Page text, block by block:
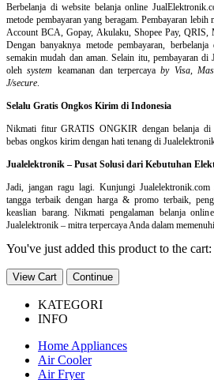
Berbelanja diwebsite belanja online
metode pembayaran yang beragam. Pembayaran
Account BCA, Gopay, Akulaku, Shopee Pay, QRIS,
Dengan banyaknya metode pembayaran,
semakin mudah dan aman. Selain itu, pembayaran
olehsystem keamanan dan terpercayaby Visa,
J/secure
Selalu Gratis Ongkos Kirim di Indonesia
Nikmati fitur GRATIS ONGKIR dengan belanja di
bebas ongkos kirim dengan hati tenang di
Jualelektronik – Pusat Solusi dari Kebutuhan
Jadi, jangan ragu lagi. Kunjungi Jualelektronik.com
tangga terbaik dengan harga & promo terbaik,
keaslian barang. Nikmati pengalaman belanja
Jualelektronik – mitra terpercaya Anda dalam
You've just added this product to the cart:
View Cart Continue
KATEGORI
INFO
Home Appliances
Air Cooler
Air Fryer